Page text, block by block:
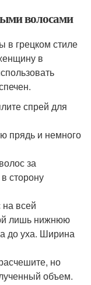
волосами
в грецком стиле
в
спрей для
прядь и немного
за
сторону
всей
лишь нижнюю
до уха. Ширина
но
объем.